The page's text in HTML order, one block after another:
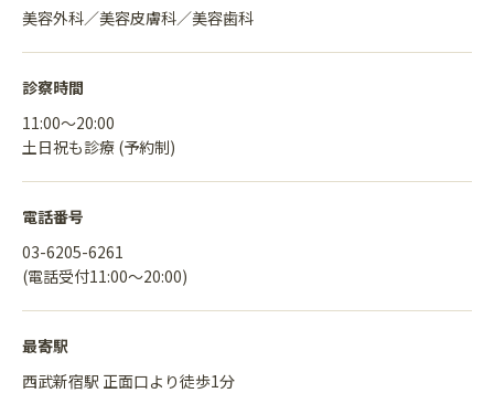
美容外科／美容皮膚科／美容歯科
診察時間
11:00〜20:00
土日祝も診療 (予約制)
電話番号
03-6205-6261
(電話受付11:00〜20:00)
最寄駅
西武新宿駅 正面口より徒歩1分